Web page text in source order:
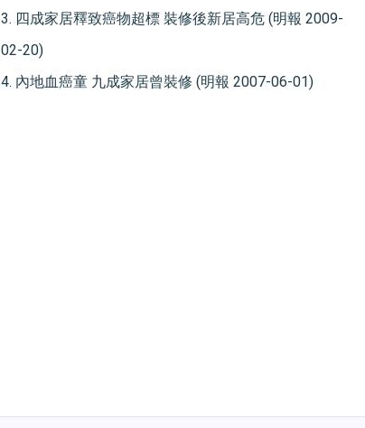
3. 四成家居釋致癌物超標 裝修後新居高危 (明報 2009-
02-20)
4. 內地血癌童 九成家居曾裝修 (明報 2007-06-01)